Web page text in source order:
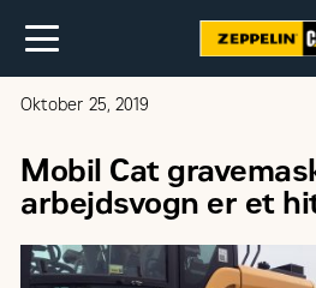
Oktober 25, 2019
Mobil Cat
arbejdsvogn er et